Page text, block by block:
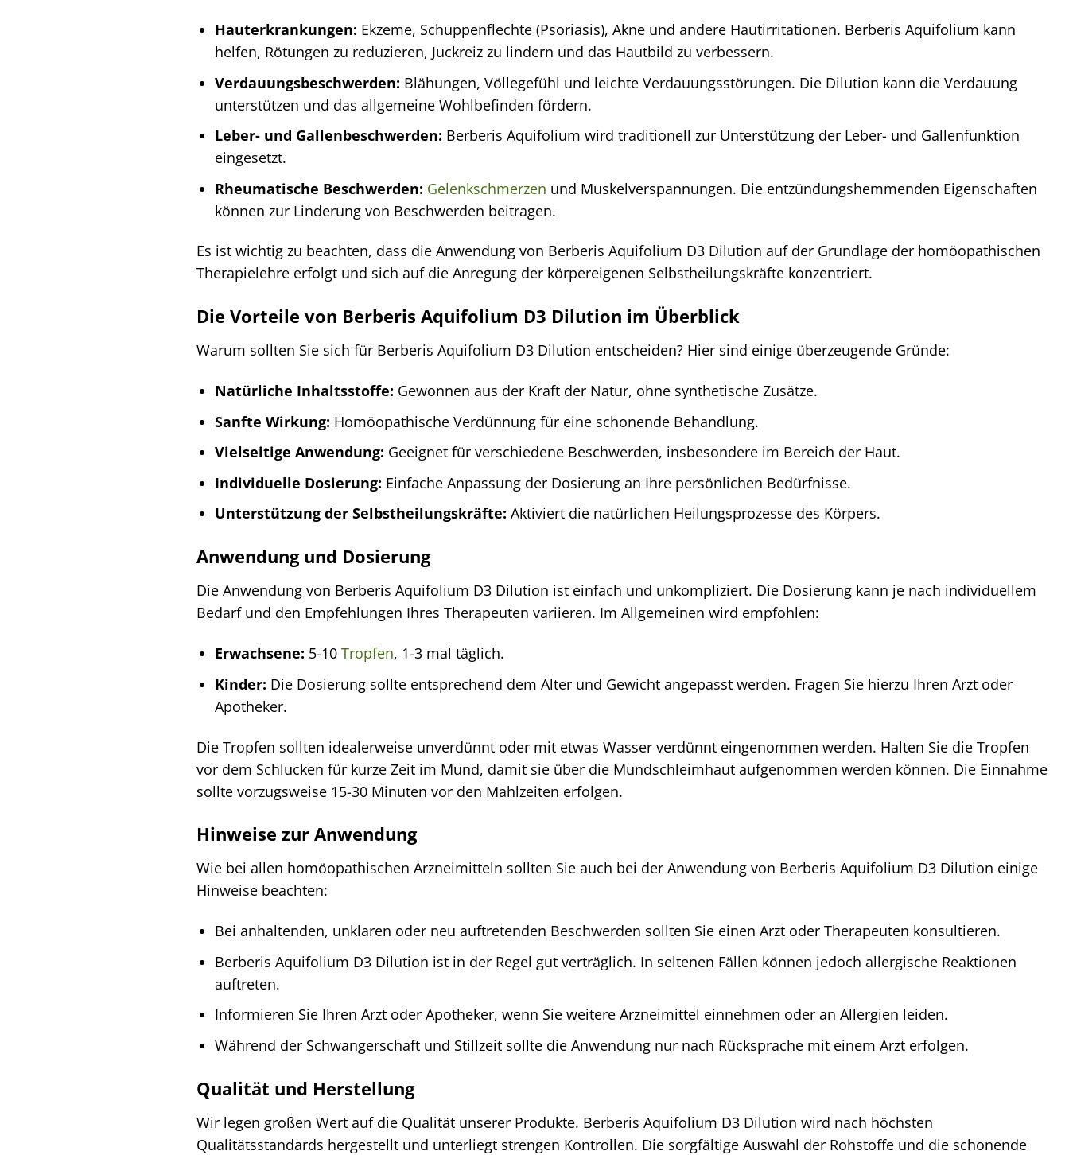
Hauterkrankungen: Ekzeme, Schuppenflechte (Psoriasis), Akne und andere Hautirritationen. Berberis Aquifolium kann
helfen, Rötungen zu reduzieren, Juckreiz zu lindern und das Hautbild zu verbessern.
Verdauungsbeschwerden: Blähungen, Völlegefühl und leichte Verdauungsstörungen. Die Dilution kann die Verdauung
unterstützen und das allgemeine Wohlbefinden fördern.
Leber- und Gallenbeschwerden: Berberis Aquifolium wird traditionell zur Unterstützung der Leber- und Gallenfunktion
eingesetzt.
Rheumatische Beschwerden: Gelenkschmerzen und Muskelverspannungen. Die entzündungshemmenden Eigenschaften
können zur Linderung von Beschwerden beitragen.
Es ist wichtig zu beachten, dass die Anwendung von Berberis Aquifolium D3 Dilution auf der Grundlage der homöopathischen
Therapielehre erfolgt und sich auf die Anregung der körpereigenen Selbstheilungskräfte konzentriert.
Die Vorteile von Berberis Aquifolium D3 Dilution im Überblick
Warum sollten Sie sich für Berberis Aquifolium D3 Dilution entscheiden? Hier sind einige überzeugende Gründe:
Natürliche Inhaltsstoffe: Gewonnen aus der Kraft der Natur, ohne synthetische Zusätze.
Sanfte Wirkung: Homöopathische Verdünnung für eine schonende Behandlung.
Vielseitige Anwendung: Geeignet für verschiedene Beschwerden, insbesondere im Bereich der Haut.
Individuelle Dosierung: Einfache Anpassung der Dosierung an Ihre persönlichen Bedürfnisse.
Unterstützung der Selbstheilungskräfte: Aktiviert die natürlichen Heilungsprozesse des Körpers.
Anwendung und Dosierung
Die Anwendung von Berberis Aquifolium D3 Dilution ist einfach und unkompliziert. Die Dosierung kann je nach individuellem
Bedarf und den Empfehlungen Ihres Therapeuten variieren. Im Allgemeinen wird empfohlen:
Erwachsene: 5-10 Tropfen, 1-3 mal täglich.
Kinder: Die Dosierung sollte entsprechend dem Alter und Gewicht angepasst werden. Fragen Sie hierzu Ihren Arzt oder
Apotheker.
Die Tropfen sollten idealerweise unverdünnt oder mit etwas Wasser verdünnt eingenommen werden. Halten Sie die Tropfen
vor dem Schlucken für kurze Zeit im Mund, damit sie über die Mundschleimhaut aufgenommen werden können. Die Einnahme
sollte vorzugsweise 15-30 Minuten vor den Mahlzeiten erfolgen.
Hinweise zur Anwendung
Wie bei allen homöopathischen Arzneimitteln sollten Sie auch bei der Anwendung von Berberis Aquifolium D3 Dilution einige
Hinweise beachten:
Bei anhaltenden, unklaren oder neu auftretenden Beschwerden sollten Sie einen Arzt oder Therapeuten konsultieren.
Berberis Aquifolium D3 Dilution ist in der Regel gut verträglich. In seltenen Fällen können jedoch allergische Reaktionen
auftreten.
Informieren Sie Ihren Arzt oder Apotheker, wenn Sie weitere Arzneimittel einnehmen oder an Allergien leiden.
Während der Schwangerschaft und Stillzeit sollte die Anwendung nur nach Rücksprache mit einem Arzt erfolgen.
Qualität und Herstellung
Wir legen großen Wert auf die Qualität unserer Produkte. Berberis Aquifolium D3 Dilution wird nach höchsten
Qualitätsstandards hergestellt und unterliegt strengen Kontrollen. Die sorgfältige Auswahl der Rohstoffe und die schonende